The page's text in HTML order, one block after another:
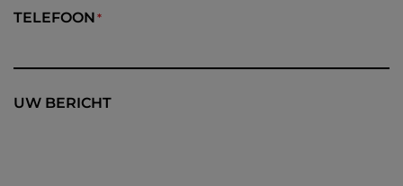
TELEFOON
UW BERICHT